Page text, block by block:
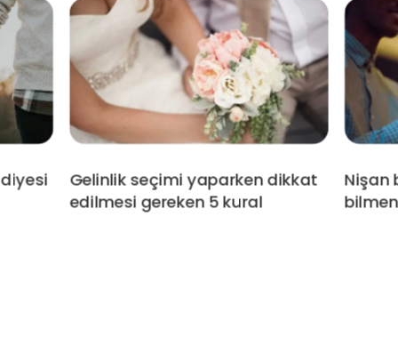
Gelinlik seçimi yaparken dikkat
edilmesi gereken 5 kural
Nişan